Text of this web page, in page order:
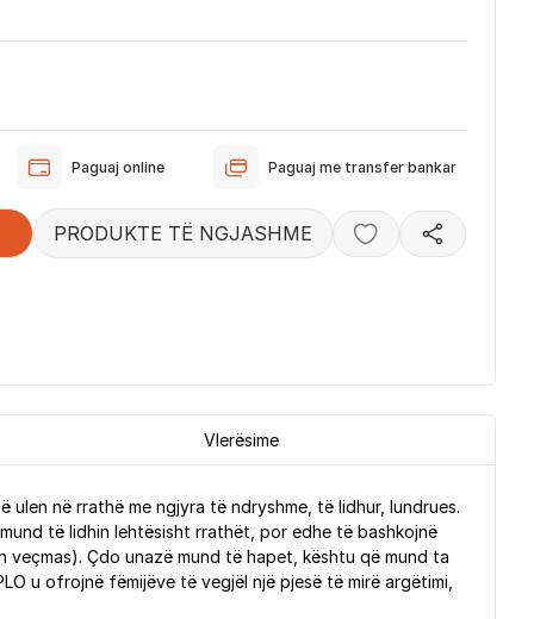
Paguaj online Paguaj me transfer bankar
PRODUKTE TË NGJASHME
Vlerësime
në rrathë me ngjyra të ndryshme, të lidhur, lundrues.
të lidhin lehtësisht rrathët, por edhe të bashkojnë
veçmas). Çdo unazë mund të hapet, kështu që mund ta
u ofrojnë fëmijëve të vegjël një pjesë të mirë argëtimi,